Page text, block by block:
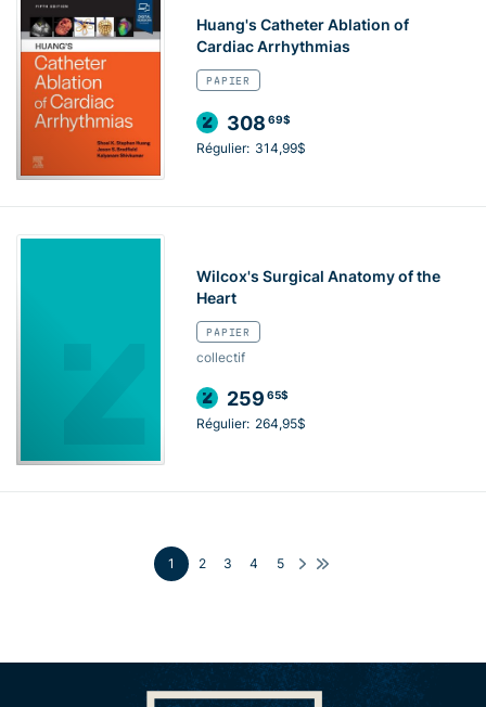
Huang's Catheter Ablation of
Cardiac Arrhythmias
PAPIER
308 69$
Régulier: 314,99$
Wilcox's Surgical Anatomy of the
Heart
PAPIER
collectif
259 65$
Régulier: 264,95$
1 2 3 4 5